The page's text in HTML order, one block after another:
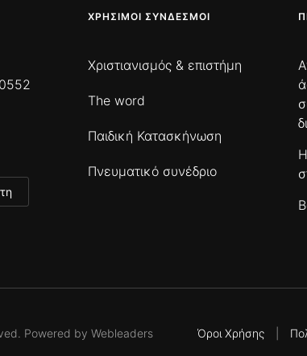
ΧΡΉΣΙΜΟΙ ΣΎΝΔΕΣΜΟΙ
Χριστιανισμός & επιστήμη
The word
Παιδική Κατασκήνωση
Πνευματικό συνέδριο
Powered by Webleaders Όροι Χρήσης|